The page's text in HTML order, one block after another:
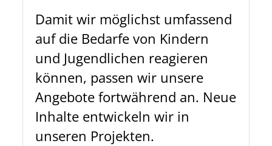
Damit wir möglichst umfassend
auf die Bedarfe von Kindern
und Jugendlichen reagieren
können, passen wir unsere
Angebote fortwährend an. Neue
Inhalte entwickeln wir in
unseren Projekten.